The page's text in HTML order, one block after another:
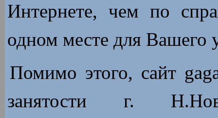
Интернете, чем по
одном месте для Вашего
Помимо этого, сайт
занятости г.